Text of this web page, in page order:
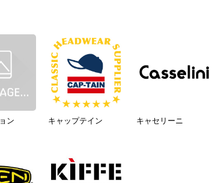
ン キャップテイン キャセリーニ